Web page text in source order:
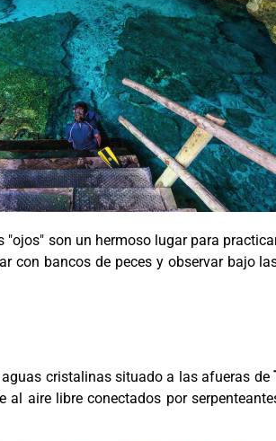
son un hermoso lugar para
con bancos de peces y observar bajo
cristalinas situado a las afueras de
al aire libre conectados por